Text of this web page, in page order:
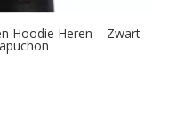
Hoodie Heren – Zwart